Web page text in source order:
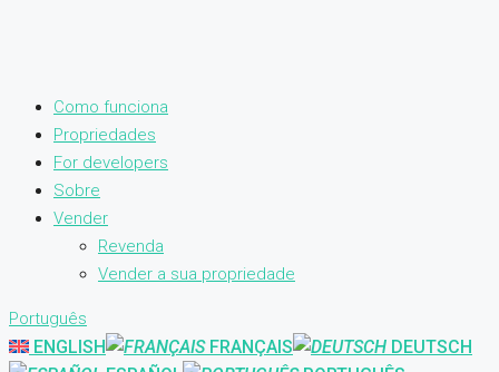
Como funciona
Propriedades
For developers
Sobre
Vender
Revenda
Vender a sua propriedade
Português
ENGLISH FRANÇAIS
DEUTSCH